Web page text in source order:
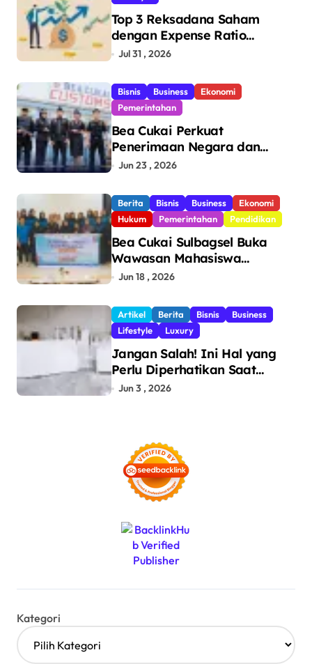
Top 3 Reksadana Saham
dengan Expense Ratio
Terendah
Jul 31 , 2026
Bisnis Business
Ekonomi
Pemerintahan
Bea Cukai Perkuat
Penerimaan Negara dan
Pengawasan, Setor Rp123,8
Jun 23 , 2026
Berita Bisnis Business
Ekonomi
Hukum
Pemerintahan Pendidikan
Bea Cukai Sulbagsel Buka
Wawasan Mahasiswa
Politeknik Bosowa tentang
dan Pencegahan Barang
Ilegal
Jun 18 , 2026
Artikel Berita Bisnis
Business
Lifestyle
Luxury
Jangan Salah! Ini Hal yang
Perlu Diperhatikan Saat
Pasang Big Slab
Jun 3 , 2026
Kategori